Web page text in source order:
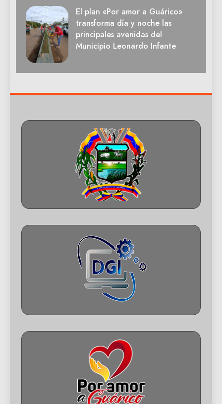
El plan «Por amor a Guárico»
transforma día y noche las
principales avenidas del
Municipio Leonardo Infante